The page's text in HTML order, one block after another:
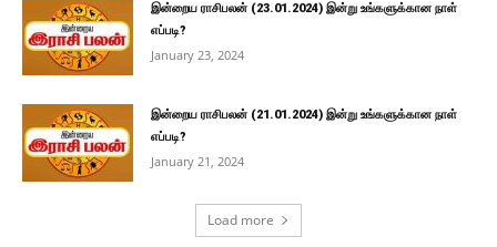
இன்றைய ராசிபலன் (23.01.2024) இன்று உங்களுக்கான நாள்
எப்படி?
January 23, 2024
இன்றைய ராசிபலன் (21.01.2024) இன்று உங்களுக்கான நாள்
எப்படி?
January 21, 2024
Load more